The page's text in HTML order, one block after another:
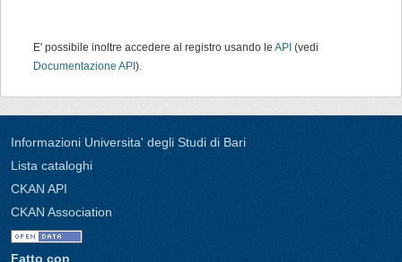
E' possibile inoltre accedere al registro usando le API (vedi
Documentazione API ).
Informazioni Universita' degli Studi di Bari
Lista cataloghi
CKAN API
CKAN Association
Fatto con